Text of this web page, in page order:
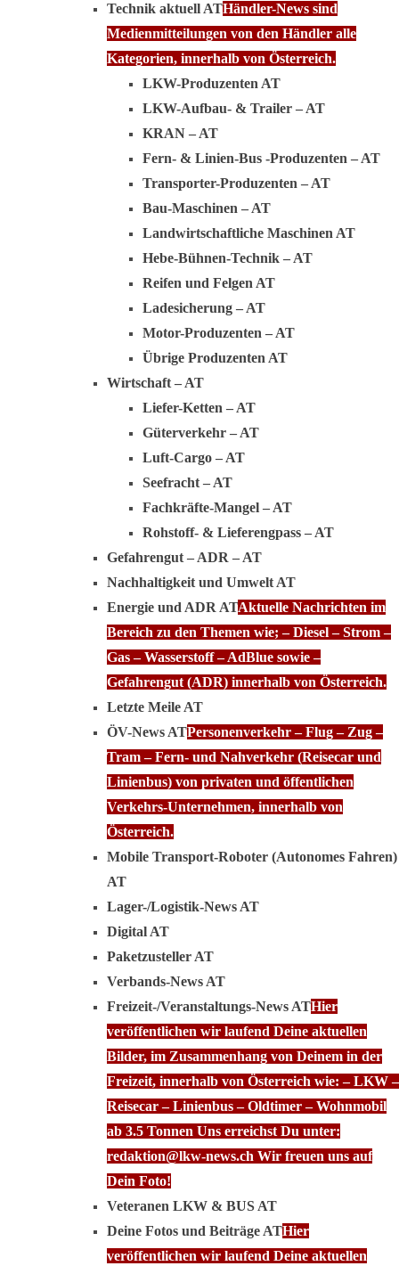
Technik aktuell ATHändler-News sind
Medienmitteilungen von den Händler alle
Kategorien, innerhalb von Österreich.
LKW-Produzenten AT
LKW-Aufbau- & Trailer – AT
KRAN – AT
Fern- & Linien-Bus -Produzenten – AT
Transporter-Produzenten – AT
Bau-Maschinen – AT
Landwirtschaftliche Maschinen AT
Hebe-Bühnen-Technik – AT
Reifen und Felgen AT
Ladesicherung – AT
Motor-Produzenten – AT
Übrige Produzenten AT
Wirtschaft – AT
Liefer-Ketten – AT
Güterverkehr – AT
Luft-Cargo – AT
Seefracht – AT
Fachkräfte-Mangel – AT
Rohstoff- & Lieferengpass – AT
Gefahrengut – ADR – AT
Nachhaltigkeit und Umwelt AT
Energie und ADR ATAktuelle Nachrichten im
Bereich zu den Themen wie; – Diesel – Strom –
Gas – Wasserstoff – AdBlue sowie –
Gefahrengut (ADR) innerhalb von Österreich.
Letzte Meile AT
ÖV-News ATPersonenverkehr – Flug – Zug –
Tram – Fern- und Nahverkehr (Reisecar und
Linienbus) von privaten und öffentlichen
Verkehrs-Unternehmen, innerhalb von
Österreich.
Mobile Transport-Roboter (Autonomes Fahren)
AT
Lager-/Logistik-News AT
Digital AT
Paketzusteller AT
Verbands-News AT
Freizeit-/Veranstaltungs-News ATHier
veröffentlichen wir laufend Deine aktuellen
Bilder, im Zusammenhang von Deinem in der
Freizeit, innerhalb von Österreich wie: – LKW –
Reisecar – Linienbus – Oldtimer – Wohnmobil
ab 3.5 Tonnen Uns erreichst Du unter:
redaktion@lkw-news.ch Wir freuen uns auf
Dein Foto!
Veteranen LKW & BUS AT
Deine Fotos und Beiträge ATHier
veröffentlichen wir laufend Deine aktuellen